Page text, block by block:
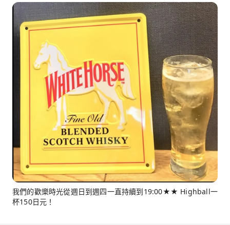
我們的歡樂時光從週日到週四一直持續到19:00★★ Highball一
杯150日元！